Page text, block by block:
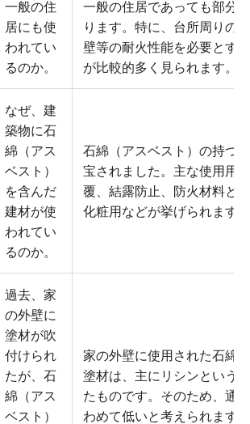
一般の住
居にも使
われてい
るのか。
一般の住居であっても部分
ります。特に、台所周りの
壁等の耐火性能を必要とす
が比較的多く見られます。
なぜ、建
築物に石
綿（アス
ベスト）
を含んだ
建材が使
われてい
るのか。
石綿（アスベスト）の持つ
宝されました。主な使用用
覆、結露防止、防火材料と
化粧用などが挙げられます。
過去、家
の外壁に
塗材が吹
付けられ
たが、石
綿（アス
ベスト）
家の外壁に使用された石綿
塗材は、主にリシンという
たものです。そのため、通
わめて低いと考えられます。